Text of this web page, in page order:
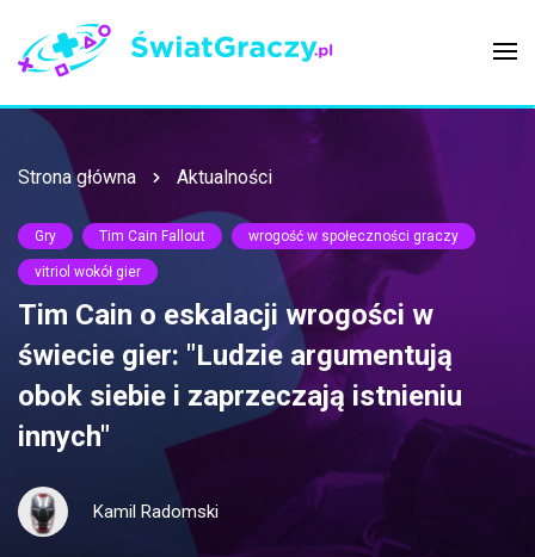
Strona główna Aktualności
Gry Tim Cain Fallout wrogość w społeczności graczy
vitriol wokół gier
Tim Cain o eskalacji wrogości w
świecie gier: "Ludzie argumentują
obok siebie i zaprzeczają istnieniu
innych"
Kamil Radomski